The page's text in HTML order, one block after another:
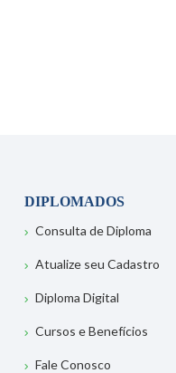
DIPLOMADOS
Consulta de Diploma
Atualize seu Cadastro
Diploma Digital
Cursos e Benefícios
Fale Conosco